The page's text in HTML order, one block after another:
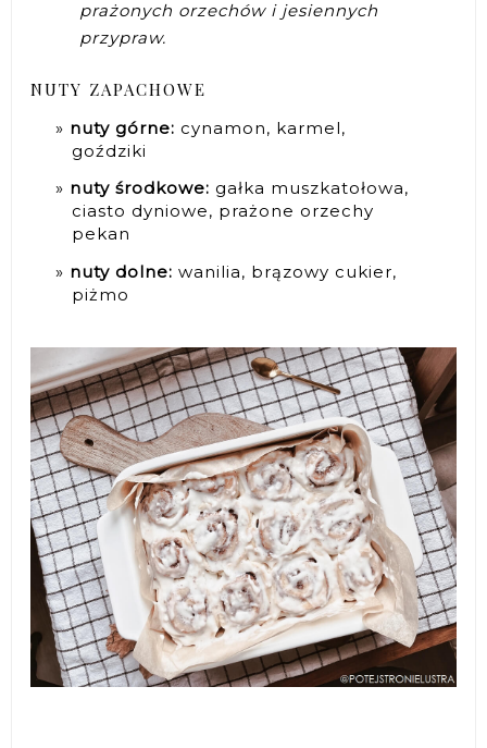
prażonych orzechów i jesiennych
przypraw.
NUTY ZAPACHOWE
nuty górne: cynamon, karmel,
goździki
nuty środkowe: gałka muszkatołowa,
ciasto dyniowe, prażone orzechy
pekan
nuty dolne: wanilia, brązowy cukier,
piżmo